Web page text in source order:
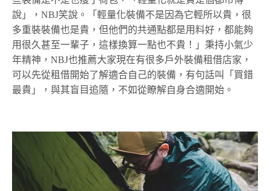
說」，NBJ笑說。「輕量化裝備不是因為它輕所以貴，很
多重裝裝備也是貴，但他們的共通點都是用料好，都能夠
用很久甚至一輩子，這樣換算一點也不貴！」秉持小氣少
年精神，NBJ也推薦大家現在有很多戶外裝備租借店家，
可以先從租借開始了解適合自己的裝備，有句話叫「買錯
最貴」，與其盲目追隨，不如從瞭解自身合適開始。